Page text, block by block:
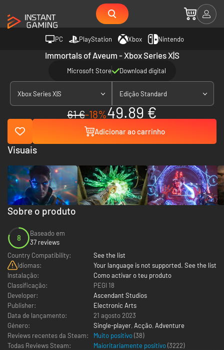
PC PlayStation Xbox Nintendo
Immortals of Aveum - Xbox Series X|S
Microsoft Store Download digital
Xbox Series X|S Edição Standard
61 €-18%49.89 €
Adicionar ao carrinho
Sobre o produto
8
Baseado em
37 reviews
Country Compatibility:
See the list
Idiomas:
Your language is not supported. See the list
Instalação:
Como activar o teu produto
Classificação:
PEGI 18
Developer:
Ascendant Studios
Publisher:
Electronic Arts
Data de lançamento:
21 agosto 2023
Género:
Single-player, Acção, Adventure
Reviews recentes da Steam:
Muito positivo(38)
Todas Reviews Steam:
Maioritariamente positivo(3222)
Visuais